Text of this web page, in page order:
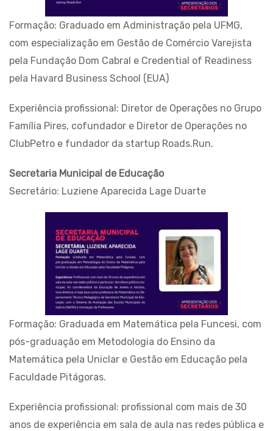
Formação: Graduado em Administração pela UFMG,
com especialização em Gestão de Comércio Varejista
pela Fundação Dom Cabral e Credential of Readiness
pela Havard Business School (EUA)
Experiência profissional: Diretor de Operações no Grupo
Família Pires, cofundador e Diretor de Operações no
ClubPetro e fundador da startup Roads.Run.
Secretaria Municipal de Educação
Secretário: Luziene Aparecida Lage Duarte
Formação: Graduada em Matemática pela Funcesi, com
pós-graduação em Metodologia do Ensino da
Matemática pela Uniclar e Gestão em Educação pela
Faculdade Pitágoras.
Experiência profissional: profissional com mais de 30
anos de experiência em sala de aula nas redes pública e